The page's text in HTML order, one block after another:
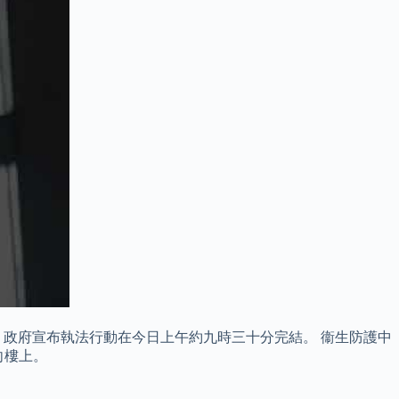
府宣布執法行動在今日上午約九時三十分完結。 衞生防護中
上。